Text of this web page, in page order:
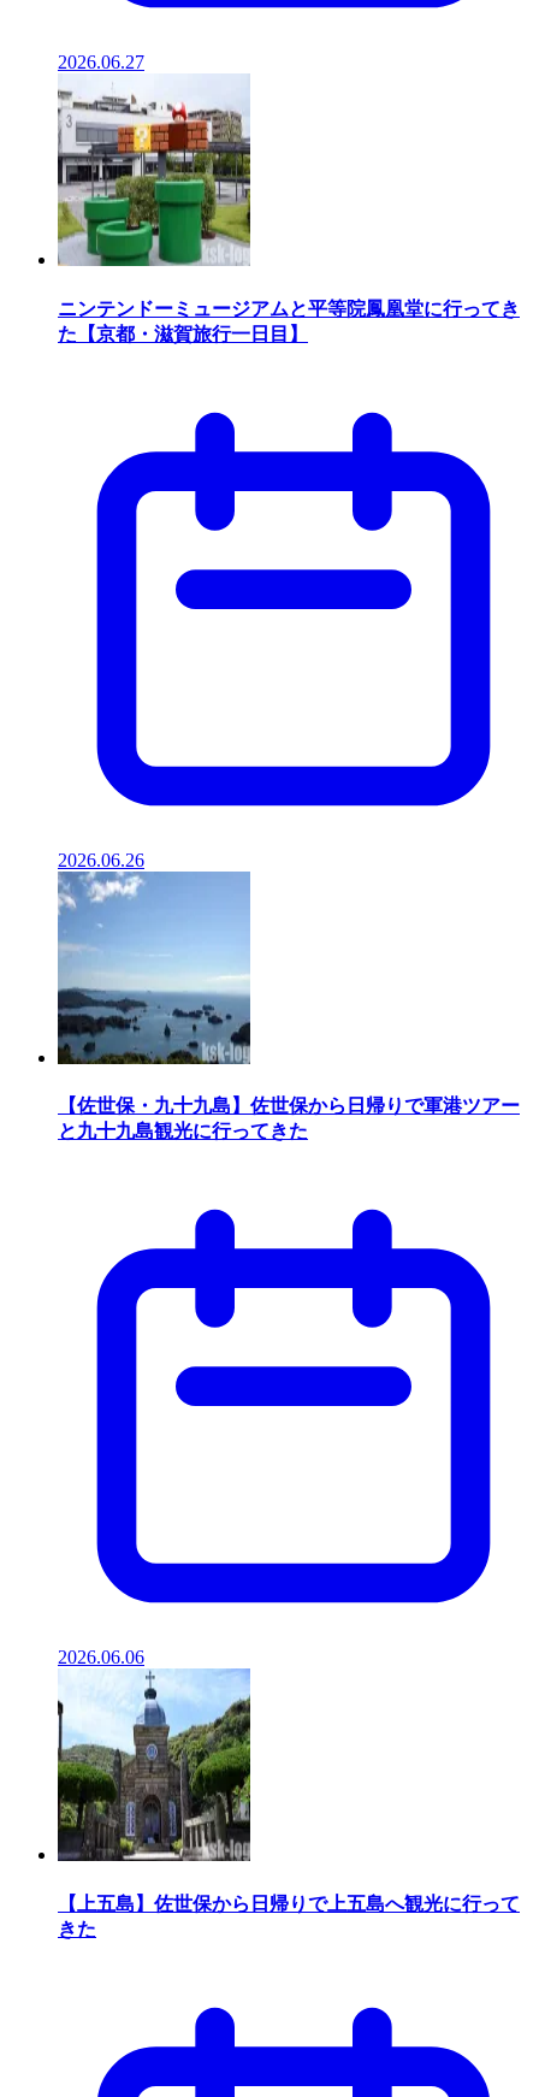
2026.06.27
ニンテンドーミュージアムと平等院鳳凰堂に行ってき
た【京都・滋賀旅行一日目】
2026.06.26
【佐世保・九十九島】佐世保から日帰りで軍港ツアー
と九十九島観光に行ってきた
2026.06.06
【上五島】佐世保から日帰りで上五島へ観光に行って
きた